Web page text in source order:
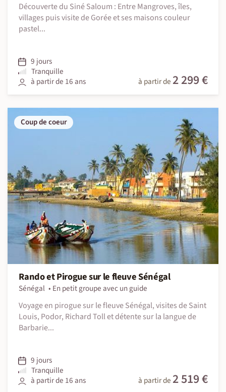
Découverte du Siné Saloum : Entre Mangroves, îles,
villages puis visite de Gorée et ses maisons couleur
pastel...
9 jours
Tranquille
à partir de 16 ans
à partir de 2 299 €
Coup de coeur
Rando et Pirogue sur le fleuve Sénégal
Sénégal
En petit groupe avec un guide
Voyage en pirogue sur le fleuve Sénégal, visites de Saint
Louis, Podor, Richard Toll et détente sur la langue de
Barbarie...
9 jours
Tranquille
à partir de 16 ans
à partir de 2 519 €